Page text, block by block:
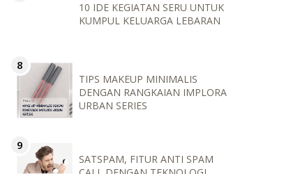
10 IDE KEGIATAN SERU UNTUK
KUMPUL KELUARGA LEBARAN
TIPS MAKEUP MINIMALIS
DENGAN RANGKAIAN IMPLORA
URBAN SERIES
SATSPAM, FITUR ANTI SPAM